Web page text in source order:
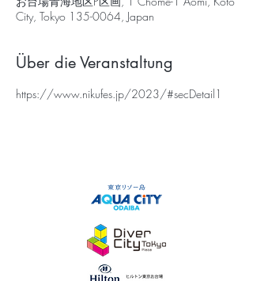
City, Tokyo 135-0064, Japan
Über die Veranstaltung
https://www.nikufes.jp/2023/#secDetail1